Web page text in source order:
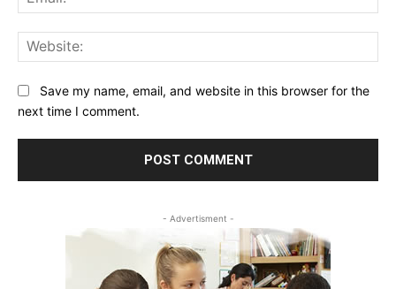
Save my name, email, and website in this browser for the
next time I comment.
- Advertisment -